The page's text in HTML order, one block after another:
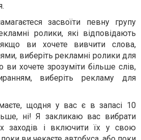
засвоїти певну групу
ролики, які відповідають
ви хочете вивчити слова,
виберіть рекламні ролики для
ви хочете зрозуміти більше слів,
виберіть рекламу для
щодня у вас є в запасі 10
ні! Я закликаю вас вибрати
заходів і включити їх у свою